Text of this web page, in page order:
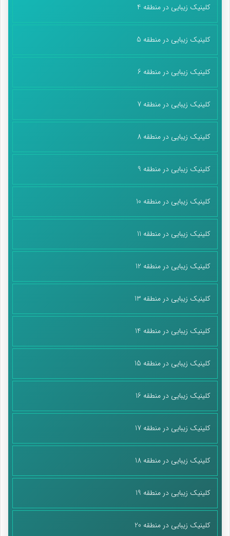
کلینیک زیبایی در منطقه 4
کلینیک زیبایی در منطقه 5
کلینیک زیبایی در منطقه 6
کلینیک زیبایی در منطقه 7
کلینیک زیبایی در منطقه 8
کلینیک زیبایی در منطقه 9
کلینیک زیبایی در منطقه 10
کلینیک زیبایی در منطقه 11
کلینیک زیبایی در منطقه 12
کلینیک زیبایی در منطقه 13
کلینیک زیبایی در منطقه 14
کلینیک زیبایی در منطقه 15
کلینیک زیبایی در منطقه 16
کلینیک زیبایی در منطقه 17
کلینیک زیبایی در منطقه 18
کلینیک زیبایی در منطقه 19
کلینیک زیبایی در منطقه 20